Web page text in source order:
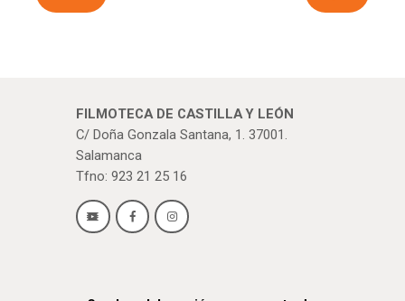
FILMOTECA DE CASTILLA Y LEÓN
C/ Doña Gonzala Santana, 1. 37001.
Salamanca
Tfno: 923 21 25 16